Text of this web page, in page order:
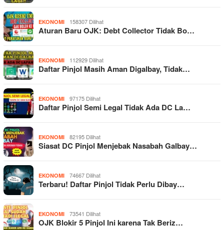
EKONOMI 158307 Dilihat
Aturan Baru OJK: Debt Collector Tidak Bo…
EKONOMI 112929 Dilihat
Daftar Pinjol Masih Aman Digalbay, Tidak…
EKONOMI 97175 Dilihat
Daftar Pinjol Semi Legal Tidak Ada DC La…
EKONOMI 82195 Dilihat
Siasat DC Pinjol Menjebak Nasabah Galbay…
EKONOMI 74667 Dilihat
Terbaru! Daftar Pinjol Tidak Perlu Dibay…
EKONOMI 73541 Dilihat
OJK Blokir 5 Pinjol Ini karena Tak Beriz…